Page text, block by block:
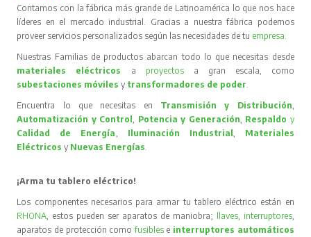
Contamos con la fábrica más grande de Latinoamérica lo que nos hace
líderes en el mercado industrial. Gracias a nuestra fábrica podemos
proveer servicios personalizados según las necesidades de tu empresa
Nuestras Familias de productos abarcan todo lo que necesitas desde
materiales eléctricos
a proyectos
a gran escala, como
subestaciones móvilesy transformadores de poder
Encuentra lo que necesitas en Transmisión y Distribución
Automatización y Control
Potencia y Generación Respaldo y
Calidad de Energía
Iluminación Industrial
Materiales
Eléctricos y Nuevas Energías
¡Arma tu tablero eléctrico!
Los componentes necesarios para armar tu tablero eléctrico están en
RHONA , estos pueden ser aparatos de maniobra; llaves, interruptores,
aparatos de protección comofusibles e interruptores automáticos